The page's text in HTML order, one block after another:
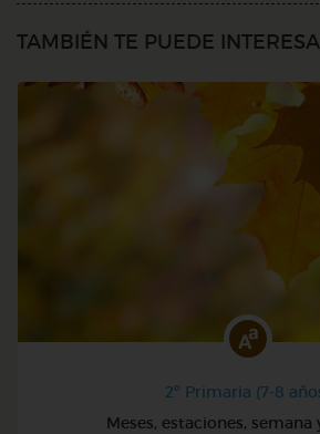
TAMBIÉN TE PUEDE
2º Primaria (7-8
Meses, estaciones, semana